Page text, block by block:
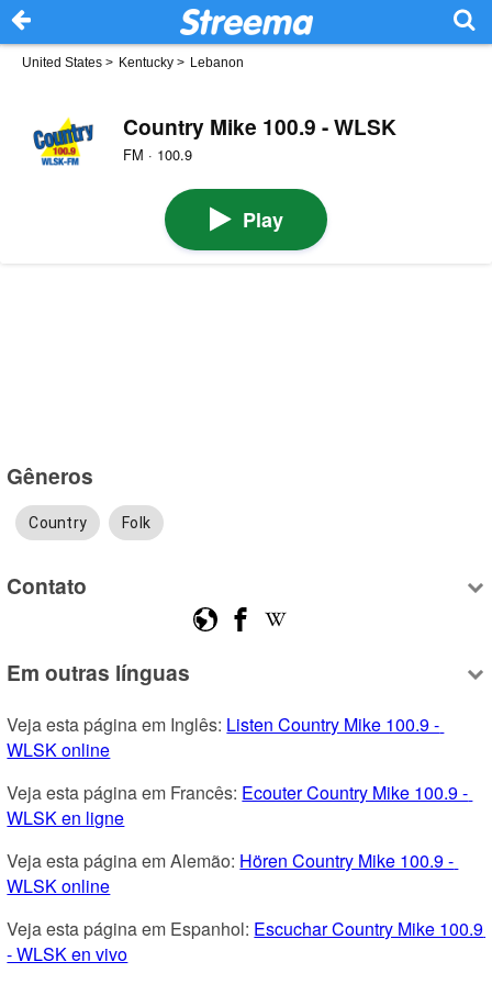
United States > Kentucky > Lebanon
Country Mike 100.9 - WLSK
FM · 100.9
Play
Gêneros
Country Folk
Contato
Em outras línguas
Veja esta página em Inglês: Listen Country Mike 100.9 -
WLSK online
Veja esta página em Francês: Ecouter Country Mike 100.9 -
WLSK en ligne
Veja esta página em Alemão: Hören Country Mike 100.9 -
WLSK online
Veja esta página em Espanhol: Escuchar Country Mike 100.9
- WLSK en vivo